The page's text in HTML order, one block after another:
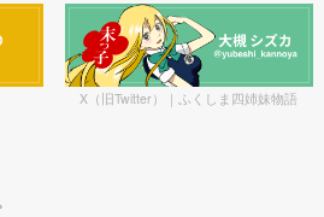
X（旧Twitter）｜ふくしま四姉妹物語